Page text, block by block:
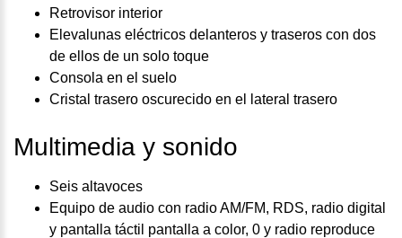
Retrovisor interior
Elevalunas eléctricos delanteros y traseros con dos
de ellos de un solo toque
Consola en el suelo
Cristal trasero oscurecido en el lateral trasero
Multimedia y sonido
Seis altavoces
Equipo de audio con radio AM/FM, RDS, radio digital
y pantalla táctil pantalla a color, 0 y radio reproduce